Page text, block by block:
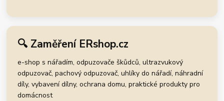
🔍 Zaměření ERshop.cz
e-shop s nářadím, odpuzovače škůdců, ultrazvukový
odpuzovač, pachový odpuzovač, uhlíky do nářadí, náhradní
díly, vybavení dílny, ochrana domu, praktické produkty pro
domácnost